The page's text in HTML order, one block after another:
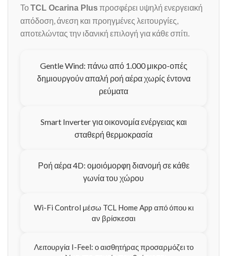
ΤοTCL Ocarina Plusπροσφέρει υψηλή ενεργειακή
απόδοση, άνεση και προηγμένες λειτουργίες,
αποτελώντας την ιδανική επιλογή για κάθε σπίτι.
Gentle Wind: πάνω από 1.000 μικρο-οπές
δημιουργούν απαλή ροή αέρα χωρίς έντονα
ρεύματα
Smart Inverter για οικονομία ενέργειας και
σταθερή θερμοκρασία
Ροή αέρα 4D: ομοιόμορφη διανομή σε κάθε
γωνία του χώρου
Wi-Fi Control μέσω TCL Home App από όπου κι
αν βρίσκεσαι
Λειτουργία I-Feel: ο αισθητήρας προσαρμόζει το